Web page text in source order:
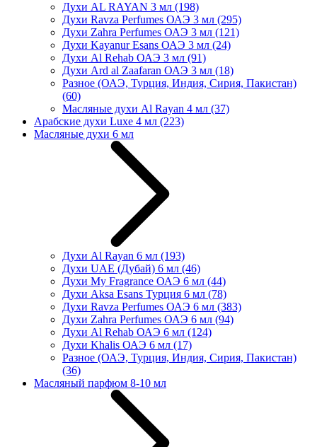
Духи AL RAYAN 3 мл (198)
Духи Ravza Perfumes ОАЭ 3 мл (295)
Духи Zahra Perfumes ОАЭ 3 мл (121)
Духи Kayanur Esans ОАЭ 3 мл (24)
Духи Al Rehab ОАЭ 3 мл (91)
Духи Ard al Zaafaran ОАЭ 3 мл (18)
Разное (ОАЭ, Турция, Индия, Сирия, Пакистан)
(60)
Масляные духи Al Rayan 4 мл (37)
Арабские духи Luxe 4 мл (223)
Масляные духи 6 мл
Духи Al Rayan 6 мл (193)
Духи UAE (Дубай) 6 мл (46)
Духи My Fragrance ОАЭ 6 мл (44)
Духи Aksa Esans Турция 6 мл (78)
Духи Ravza Perfumes ОАЭ 6 мл (383)
Духи Zahra Perfumes ОАЭ 6 мл (94)
Духи Al Rehab ОАЭ 6 мл (124)
Духи Khalis ОАЭ 6 мл (17)
Разное (ОАЭ, Турция, Индия, Сирия, Пакистан)
(36)
Масляный парфюм 8-10 мл